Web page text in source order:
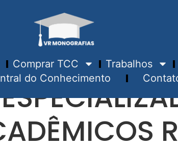
Comprar TCC Trabalhos
do Conhecimento